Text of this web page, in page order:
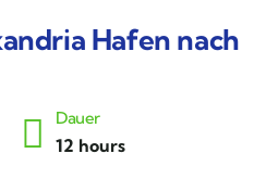
Hafen nach
Dauer
12 hours